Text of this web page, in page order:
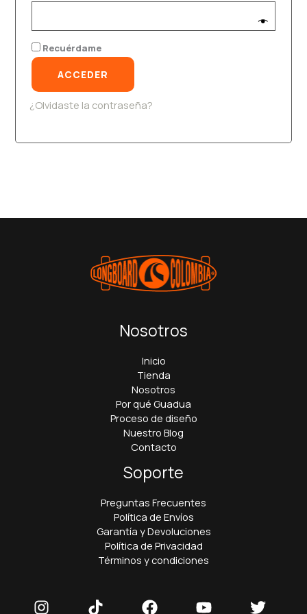
Recuérdame
ACCEDER
¿Olvidaste la contraseña?
Nosotros
Inicio
Tienda
Nosotros
Por qué Guadua
Proceso de diseño
Nuestro Blog
Contacto
Soporte
Preguntas Frecuentes
Política de Envíos
Garantía y Devoluciones
Política de Privacidad
Términos y condiciones